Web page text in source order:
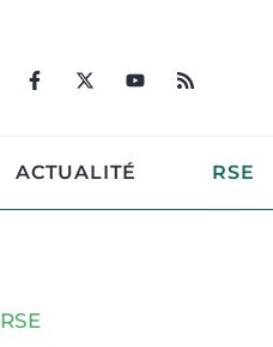
ACTUALITÉ RSE
RSE